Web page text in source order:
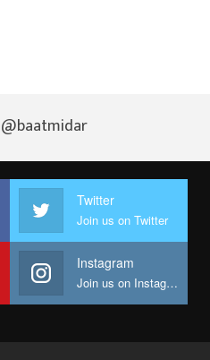
@baatmidar
Twitter
Join us on Twitter
Instagram
Join us on Instagram